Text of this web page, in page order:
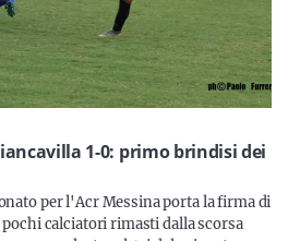
1-0: primo brindisi dei
per l'Acr Messina porta la firma di
calciatori rimasti dalla scorsa